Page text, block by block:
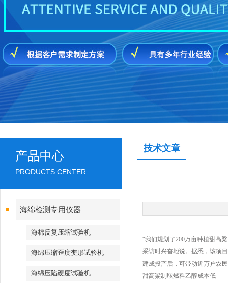
产品中心
PRODUCTS CENTER
海绵检测专用仪器
海棉反复压缩试验机
海绵压缩歪度变形试验机
海绵压陷硬度试验机
技术文章
“我们规划了200万亩种植甜高
采访时兴奋地说。据悉，该项
建成投产后，可带动近万户农
甜高粱制取燃料乙醇成本低